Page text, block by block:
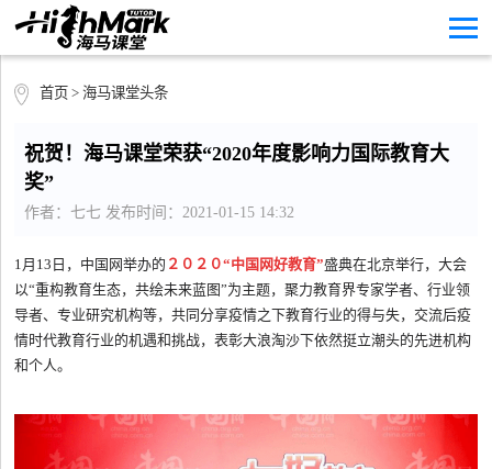
首页 > 海马课堂头条
祝贺！海马课堂荣获“2020年度影响力国际教育大
奖”
作者：七七 发布时间：2021-01-15 14:32
1月13日，中国网举办的 ２０２０“中国网好教育”盛典在北京举行，大会
以“重构教育生态，共绘未来蓝图”为主题，聚力教育界专家学者、行业领
导者、专业研究机构等，共同分享疫情之下教育行业的得与失，交流后疫
情时代教育行业的机遇和挑战，表彰大浪淘沙下依然挺立潮头的先进机构
和个人。